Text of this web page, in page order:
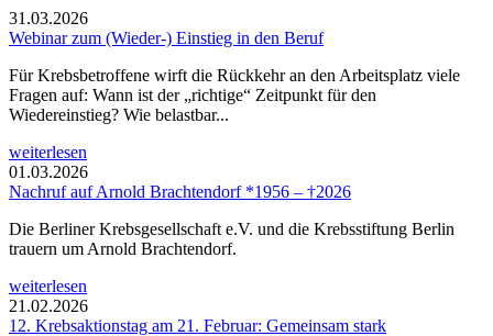
31.03.2026
Webinar zum (Wieder-) Einstieg in den Beruf
Für Krebsbetroffene wirft die Rückkehr an den Arbeitsplatz viele
Fragen auf: Wann ist der „richtige“ Zeitpunkt für den
Wiedereinstieg? Wie belastbar...
weiterlesen
01.03.2026
Nachruf auf Arnold Brachtendorf *1956 – †2026
Die Berliner Krebsgesellschaft e.V. und die Krebsstiftung Berlin
trauern um Arnold Brachtendorf.
weiterlesen
21.02.2026
12. Krebsaktionstag am 21. Februar: Gemeinsam stark